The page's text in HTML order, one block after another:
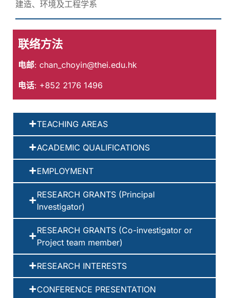
建造、环境及工程学系
联络方法
电邮: chan_choyin@thei.edu.hk
电话: +852 2176 1496
TEACHING AREAS
ACADEMIC QUALIFICATIONS
EMPLOYMENT
RESEARCH GRANTS (Principal
Investigator)
RESEARCH GRANTS (Co-investigator or
Project team member)
RESEARCH INTERESTS
CONFERENCE PRESENTATION